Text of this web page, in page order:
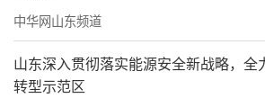
中华网山东频道
山东深入贯彻落实能源安全新战略，全
转型示范区